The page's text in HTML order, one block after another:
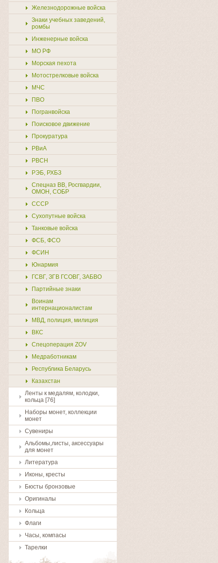
Железнодорожные войска
Знаки учебных заведений,
ромбы
Инженерные войска
МО РФ
Морская пехота
Мотострелковые войска
МЧС
ПВО
Погранвойска
Поисковое движение
Прокуратура
РВиА
РВСН
РЭБ, РХБЗ
Спецназ ВВ, Росгвардии,
ОМОН, СОБР
СССР
Сухопутные войска
Танковые войска
ФСБ, ФСО
ФСИН
Юнармия
ГСВГ, ЗГВ ГСОВГ, ЗАБВО
Партийные знаки
Воинам
интернационалистам
МВД, полиция, милиция
ВКС
Спецоперация ZOV
Медработникам
Республика Беларусь
Казахстан
Ленты к медалям, колодки,
кольца [76]
Наборы монет, коллекции
монет
Сувениры
Альбомы,листы, аксессуары
для монет
Литература
Иконы, кресты
Бюсты бронзовые
Оригиналы
Кольца
Флаги
Часы, компасы
Тарелки